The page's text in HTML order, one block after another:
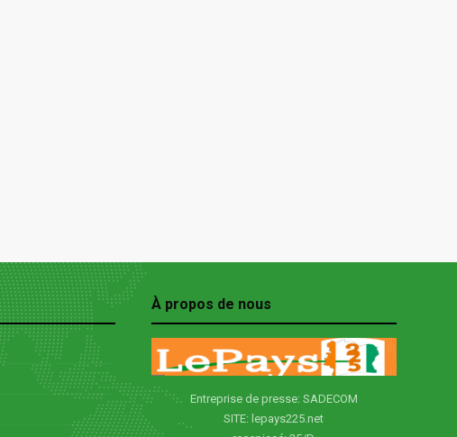
À propos de nous
Entreprise de presse: SADECOM
SITE: lepays225.net